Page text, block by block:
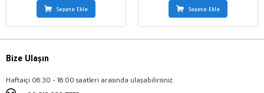
Sepete Ekle Sepete Ekle
Bize Ulaşın
Haftaiçi 08:30 - 18:00 saatleri arasında ulaşabilirsiniz.